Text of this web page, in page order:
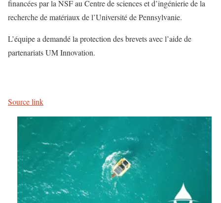
financées par la NSF au Centre de sciences et d’ingénierie de la
recherche de matériaux de l’Université de Pennsylvanie.
L’équipe a demandé la protection des brevets avec l’aide de
partenariats UM Innovation.
Source link